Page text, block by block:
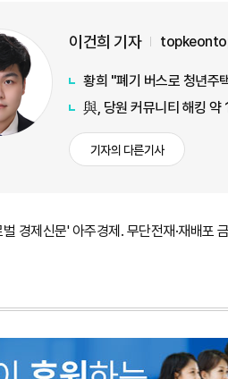
이건희 기자
황희 "폐기 버스로 청년
與, 당원 커뮤니티 해킹
기자의 다른기사
경제신문' 아주경제. 무단전재·재배포